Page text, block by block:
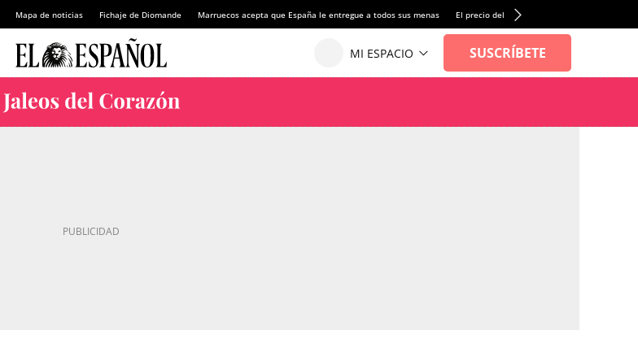
Mapa de noticias Fichaje de Diomande Marruecos acepta que España le entregue a todos sus menas El precio del alquiler de vivienda baja por